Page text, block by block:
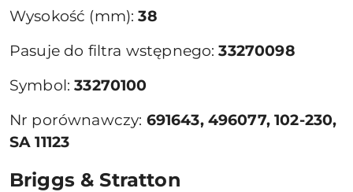
Wysokość (mm):38
Pasuje do filtra wstępnego:33270098
Symbol:33270100
Nr porównawczy: 691643, 496077, 102-230,
SA 11123
Briggs & Stratton